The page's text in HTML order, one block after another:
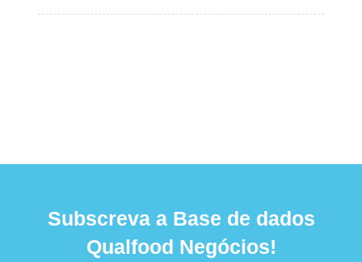
Subscreva a Base de dados
Qualfood Negócios!